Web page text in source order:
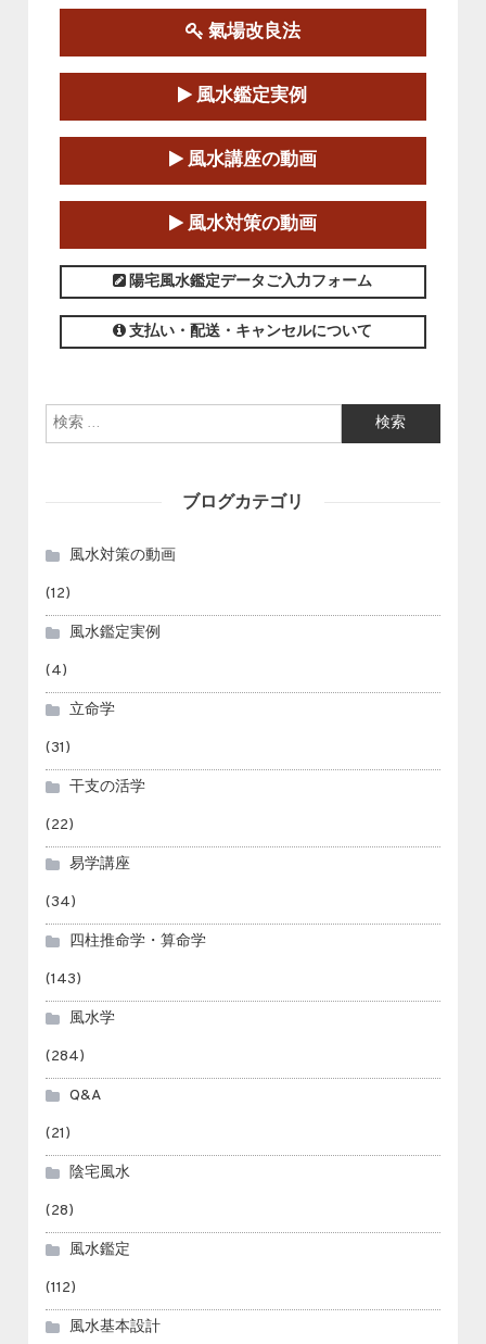
第１８期立命塾『実践的易学講座』
2025-06-21～2025-08-24
この講座の募集は終了しました。
第１８期立命塾「実践的四柱立命学（四
柱推命学）講座」
2025-01-11～2025-05-11
この講座の募集は終了しました。
氣場改良法
風水鑑定実例
風水講座の動画
風水対策の動画
陽宅風水鑑定データご入力フォーム
支払い・配送・キャンセルについて
検索:
ブログカテゴリ
風水対策の動画
(12)
風水鑑定実例
(4)
立命学
(31)
干支の活学
(22)
易学講座
(34)
四柱推命学・算命学
(143)
風水学
(284)
Q&A
(21)
陰宅風水
(28)
風水鑑定
(112)
風水基本設計